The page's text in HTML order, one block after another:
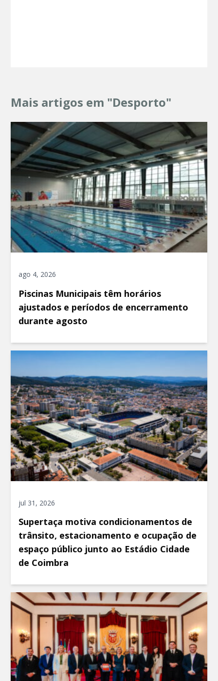
Mais artigos em "Desporto"
ago 4, 2026
Piscinas Municipais têm horários
ajustados e períodos de encerramento
durante agosto
jul 31, 2026
Supertaça motiva condicionamentos de
trânsito, estacionamento e ocupação de
espaço público junto ao Estádio Cidade
de Coimbra